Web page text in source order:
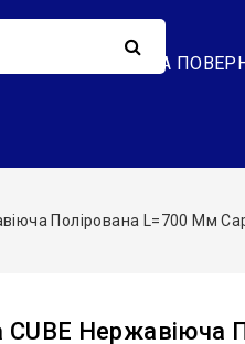
ОБМІН ТА
Полірована L=700 Мм
CUBE